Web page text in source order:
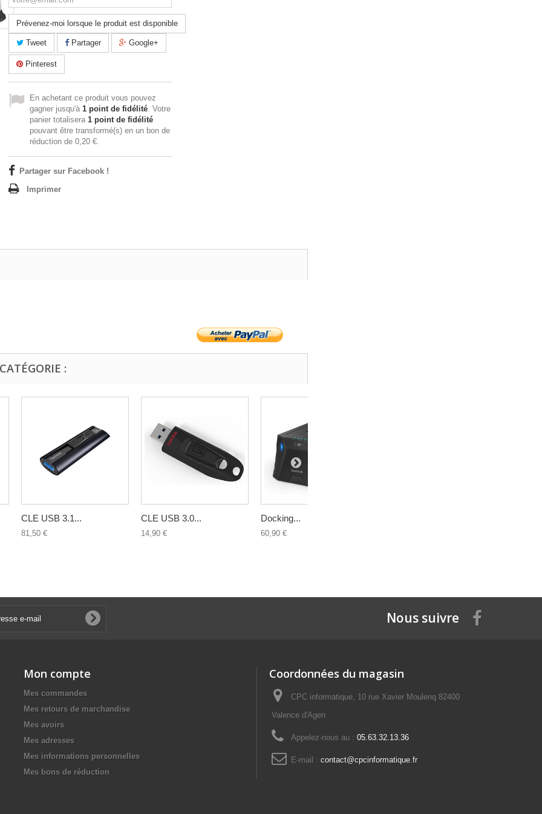
Prévenez-moi lorsque le produit est disponible
Tweet Partager Google+
Pinterest
En achetant ce produit vous pouvez
gagner jusqu'à 1 point de fidélité. Votre
panier totalisera 1 point de fidélité
pouvant être transformé(s) en un bon de
réduction de 0,20 €.
Partager sur Facebook !
Imprimer
:
CLE USB 3.1...
81,50 €
CLE USB 3.0...
14,90 €
Docking...
60,90 €
Nous suivre
Mon compte
Mes commandes
Mes retours de marchandise
Mes avoirs
Mes adresses
Mes informations personnelles
Mes bons de réduction
Coordonnées du magasin
CPC informatique, 10 rue Xavier Moulenq 82400
Valence d'Agen
Appelez-nous au : 05.63.32.13.36
E-mail : contact@cpcinformatique.fr